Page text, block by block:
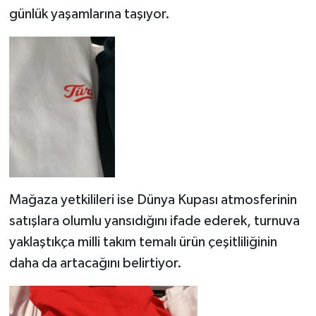
günlük yaşamlarına taşıyor.
Mağaza yetkilileri ise Dünya Kupası atmosferinin
satışlara olumlu yansıdığını ifade ederek, turnuva
yaklaştıkça milli takım temalı ürün çeşitliliğinin
daha da artacağını belirtiyor.